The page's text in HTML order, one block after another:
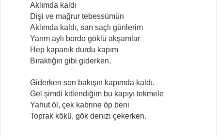
Aklımda kaldı
Dişi ve mağrur tebessümün
Aklımda kaldı, sarı saçlı günlerim
Yarım aylı bordo göklü akşamlar
Hep kapanık durdu kapım
Bıraktığın gibi giderken,
Giderken son bakışın kapımda kaldı.
Gel şimdi kitlendiğim bu kapıyı tekmele
Yahut öl, çek kabrine öp beni
Toprak kökü, gök denizi çekerken.